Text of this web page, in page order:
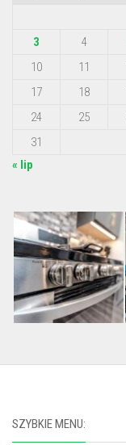
3
4
10
11
17
18
24
25
31
« lip
SZYBKIE MENU: